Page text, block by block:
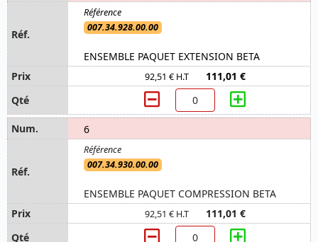
007.34.928.00.00
ENSEMBLE PAQUET EXTENSION BETA
92,51 € H.T 111,01 €
6
007.34.930.00.00
ENSEMBLE PAQUET COMPRESSION BETA
92,51 € H.T 111,01 €